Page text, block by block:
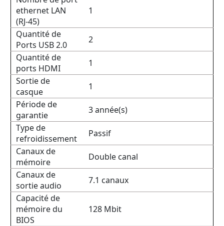
ethernet LAN
(RJ-45)
1
Quantité de
Ports USB 2.0
2
Quantité de
ports HDMI
1
Sortie de
casque
1
Période de
garantie
3 année(s)
Type de
refroidissement
Passif
Canaux de
mémoire
Double canal
Canaux de
sortie audio
7.1 canaux
Capacité de
mémoire du
BIOS
128 Mbit